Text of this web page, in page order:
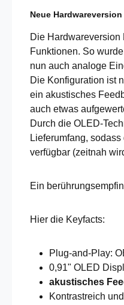
Neue Hardwareversion
Die Hardwareversion
Funktionen. So
nun auch analoge
Die Konfiguration ist
ein akustisches
auch etwas
Durch die OLED-
Lieferumfang,
verfügbar (zeitnah
Ein
Hier die Keyfacts:
Plug-and-Play:
0,91" OLED
akustisches
Kontrastreich